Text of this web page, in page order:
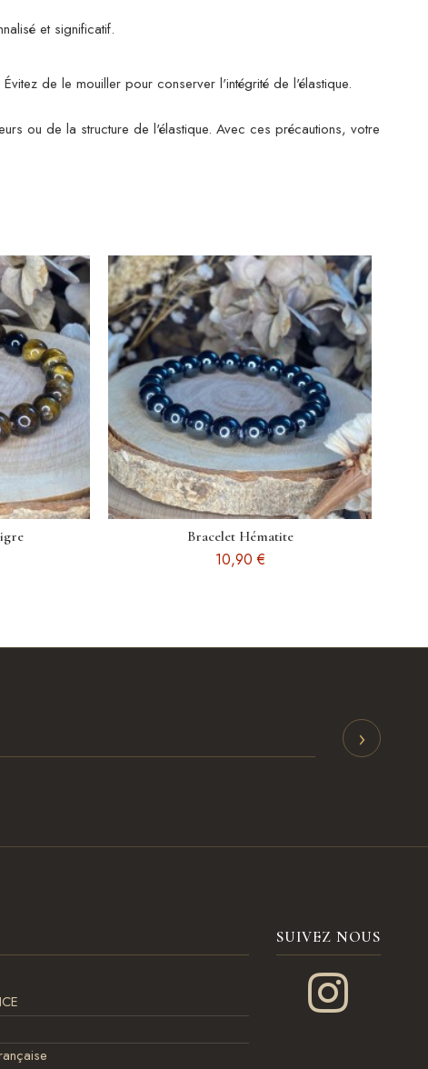
et significatif.
de le mouiller pour conserver l'intégrité de l'élastique.
ou de la structure de l'élastique. Avec ces précautions, votre
Bracelet Hématite
10,90 €
›
SUIVEZ NOUS